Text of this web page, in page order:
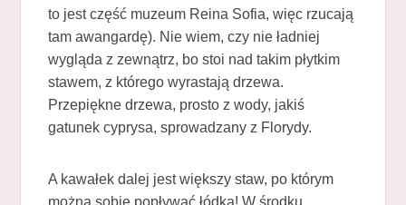
to jest część muzeum Reina Sofia, więc rzucają
tam awangardę). Nie wiem, czy nie ładniej
wygląda z zewnątrz, bo stoi nad takim płytkim
stawem, z którego wyrastają drzewa.
Przepiękne drzewa, prosto z wody, jakiś
gatunek cyprysa, sprowadzany z Florydy.
A kawałek dalej jest większy staw, po którym
można sobie popływać łódką! W środku